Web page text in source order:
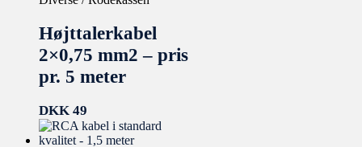
Højttalerkabel
2×0,75 mm2 – pris
pr. 5 meter
DKK 49